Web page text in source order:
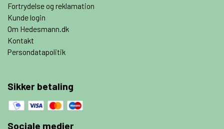
Fortrydelse og reklamation
Kunde login
Om Hedesmann.dk
Kontakt
Persondatapolitik
Sikker betaling
Sociale medier